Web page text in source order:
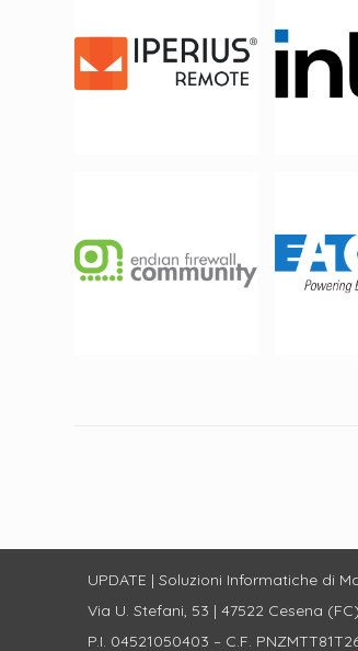
UPDATE | Soluzioni Informatiche di
Via U. Stefani, 53 | 47522 Cesena (FC)
P.I. 04521050403 – C.F.